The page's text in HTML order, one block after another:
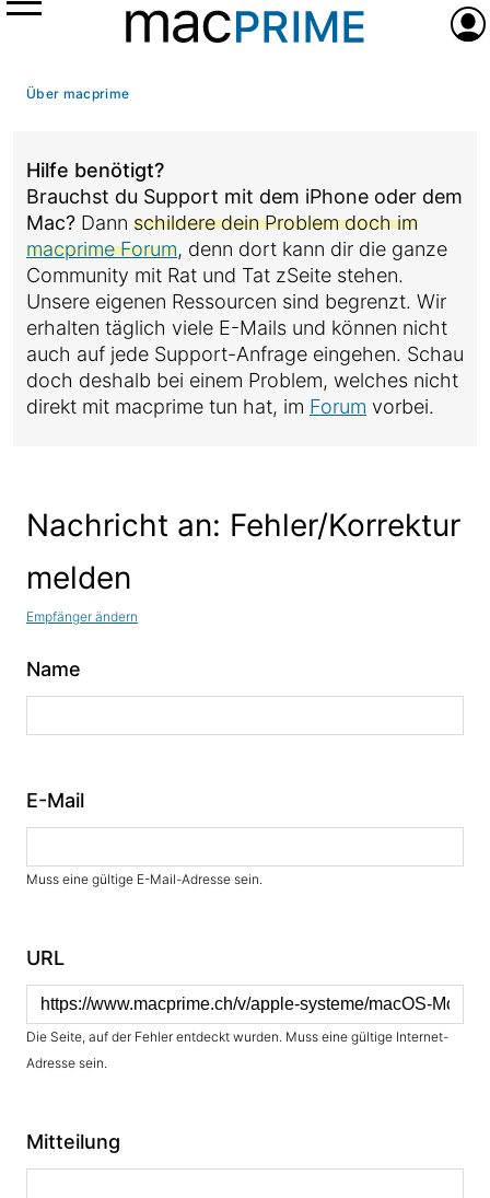
Menü
Über macprime
Hilfe benötigt?
Brauchst du Support mit dem iPhone oder dem
Mac? Dann schildere dein Problem doch im
macprime Forum, denn dort kann dir die ganze
Community mit Rat und Tat zSeite stehen.
Unsere eigenen Ressourcen sind begrenzt. Wir
erhalten täglich viele E-Mails und können nicht
auch auf jede Support-Anfrage eingehen. Schau
doch deshalb bei einem Problem, welches nicht
direkt mit macprime tun hat, im Forum vorbei.
Nachricht an: Fehler/Korrektur
melden
Empfänger ändern
Name
E-Mail
Muss eine gültige E-Mail-Adresse sein.
URL
Die Seite, auf der Fehler entdeckt wurden. Muss eine gültige Internet-
Adresse sein.
Mitteilung